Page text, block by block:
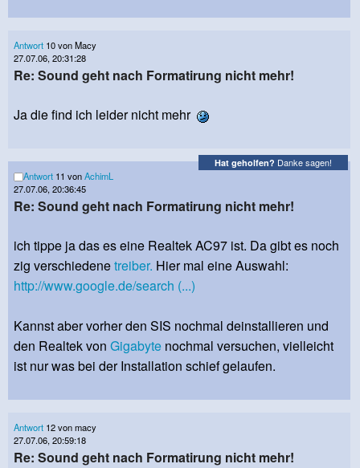
Antwort 10 von Macy
27.07.06, 20:31:28
Re: Sound geht nach Formatirung nicht mehr!
Ja die find ich leider nicht mehr
Hat geholfen? Danke sagen!
Antwort 11 vonAchimL
27.07.06, 20:36:45
Re: Sound geht nach Formatirung nicht mehr!
ich tippe ja das es eine Realtek AC97 ist. Da gibt es noch
zig verschiedenetreiber. Hier mal eine Auswahl:
http://www.google.de/search (...)
Kannst aber vorher den SIS nochmal deinstallieren und
den Realtek von Gigabyte nochmal versuchen, vielleicht
ist nur was bei der Installation schief gelaufen.
Antwort 12 von macy
27.07.06, 20:59:18
Re: Sound geht nach Formatirung nicht mehr!